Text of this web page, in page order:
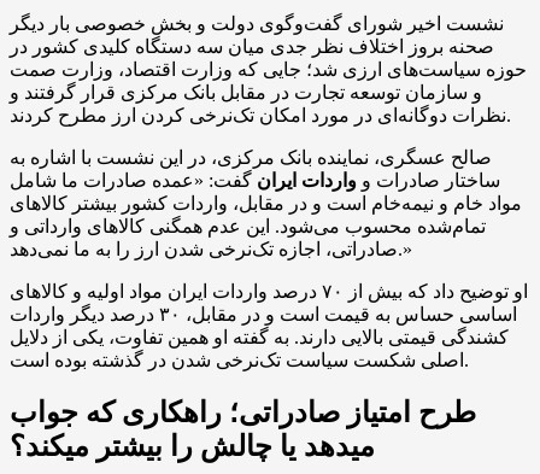
نشست اخیر شورای گفت‌وگوی دولت و بخش خصوصی بار دیگر
صحنه بروز اختلاف نظر جدی میان سه دستگاه کلیدی کشور در
حوزه سیاست‌های ارزی شد؛ جایی که وزارت اقتصاد، وزارت صمت
و سازمان توسعه تجارت در مقابل بانک مرکزی قرار گرفتند و
نظرات دوگانه‌ای در مورد امکان تک‌نرخی کردن ارز مطرح کردند.
صالح عسگری، نماینده بانک مرکزی، در این نشست با اشاره به
ساختار صادرات و واردات ایران گفت: «عمده صادرات ما شامل
مواد خام و نیمه‌خام است و در مقابل، واردات کشور بیشتر کالاهای
تمام‌شده محسوب می‌شود. این عدم همگنی کالاهای وارداتی و
صادراتی، اجازه تک‌نرخی شدن ارز را به ما نمی‌دهد.»
او توضیح داد که بیش از ۷۰ درصد واردات ایران مواد اولیه و کالاهای
اساسی حساس به قیمت است و در مقابل، ۳۰ درصد دیگر واردات
کشندگی قیمتی بالایی دارند. به گفته او همین تفاوت، یکی از دلایل
اصلی شکست سیاست تک‌نرخی شدن در گذشته بوده است.
طرح امتیاز صادراتی؛ راهکاری که جواب
میدهد یا چالش را بیشتر میکند؟